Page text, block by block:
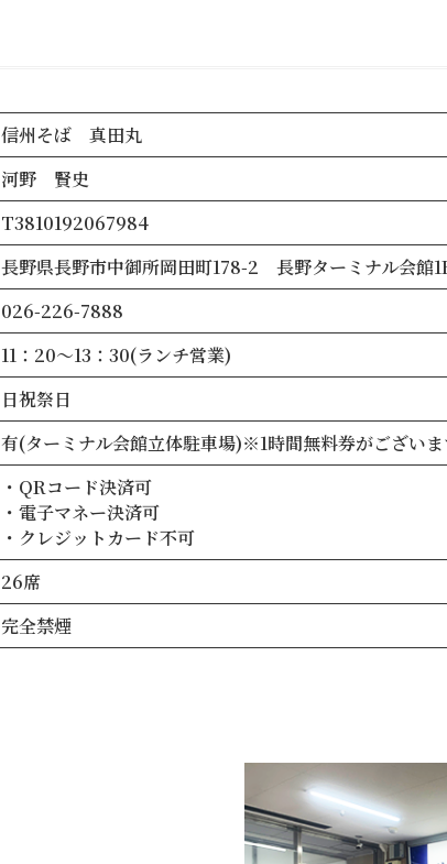
信州そば 真田丸
河野 賢史
T3810192067984
長野県長野市中御所岡田町178-2 長野ターミナル会館
026-226-7888
11：20～13：30(ランチ営業)
日祝祭日
有(ターミナル会館立体駐車場)※1時間無料券がござい
・QRコード決済可
・電子マネー決済可
・クレジットカード不可
26席
完全禁煙